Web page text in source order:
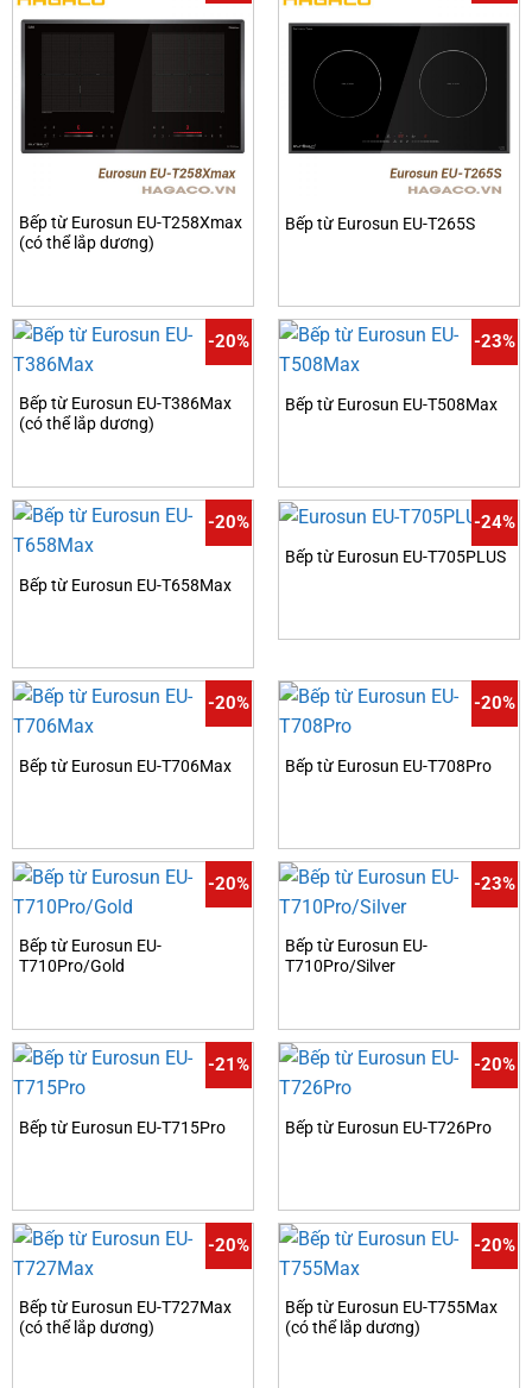
Bếp từ Eurosun EU-T258Xmax
(có thể lắp dương)
Bếp từ Eurosun EU-T265S
-20%
Bếp từ Eurosun EU-T386Max
(có thể lắp dương)
-23%
Bếp từ Eurosun EU-T508Max
-20%
Bếp từ Eurosun EU-T658Max
-24%
Bếp từ Eurosun EU-T705PLUS
-20%
Bếp từ Eurosun EU-T706Max
-20%
Bếp từ Eurosun EU-T708Pro
-20%
Bếp từ Eurosun EU-
T710Pro/Gold
-23%
Bếp từ Eurosun EU-
T710Pro/Silver
-21%
Bếp từ Eurosun EU-T715Pro
-20%
Bếp từ Eurosun EU-T726Pro
-20%
Bếp từ Eurosun EU-T727Max
(có thể lắp dương)
-20%
Bếp từ Eurosun EU-T755Max
(có thể lắp dương)